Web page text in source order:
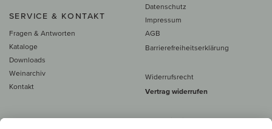
SERVICE & KONTAKT
Fragen & Antworten
Kataloge
Downloads
Weinarchiv
Kontakt
Datenschutz
Impressum
AGB
Barrierefreiheitserklärung
Widerrufsrecht
Vertrag widerrufen
Alle Preise inkl. MwSt., zzgl. 5 €